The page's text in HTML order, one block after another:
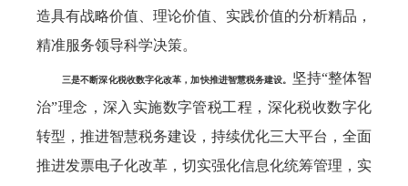
造具有战略价值、理论价值、实践价值的分析精品，
精准服务领导科学决策。
三是不断深化税收数字化改革，加快推进智慧税务建设。
坚持“整体智
治”理念，深入实施数字管税工程，深化税收数字化
转型，推进智慧税务建设，持续优化三大平台，全面
推进发票电子化改革，切实强化信息化统筹管理，实